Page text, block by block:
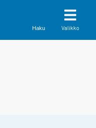
Haku Valikko